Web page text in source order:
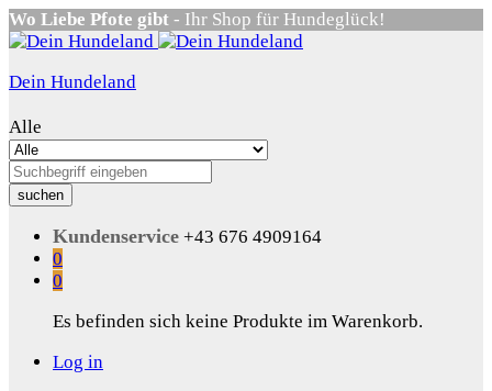
Wo Liebe Pfote gibt - Ihr Shop für Hundeglück!
Dein Hundeland
Alle
suchen
Kundenservice +43 676 4909164
0
0
Es befinden sich keine Produkte im Warenkorb.
Log in